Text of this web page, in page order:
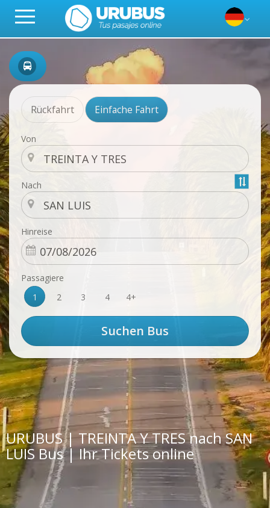
Rückfahrt Einfache Fahrt
Von
Nach
Hinreise
Passagiere
1
2 3 4 4+
URUBUS | TREINTA Y TRES nach SAN
LUIS Bus | Ihr Tickets online